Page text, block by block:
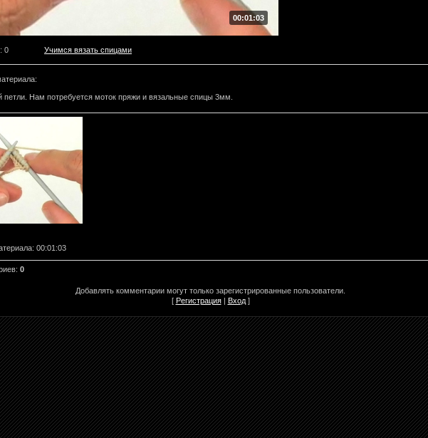
00:01:03
: 0 Учимся вязать спицами
:
петли. Нам потребуется моток пряжи и вязальные спицы 3мм.
: 00:01:03
: 0
Добавлять комментарии могут только зарегистрированные пользователи.
[ Регистрация| Вход]